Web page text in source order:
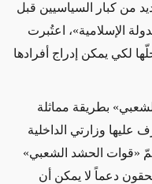
من كبار السياسيين قبل
الإسلامية»، اعتُبرت
لكي يمكن إدراج أفرادها
بطريقة مماثلة
وزارتي الداخلية
«قوات الحشد الشعبي»
دعماً لا يمكن أن